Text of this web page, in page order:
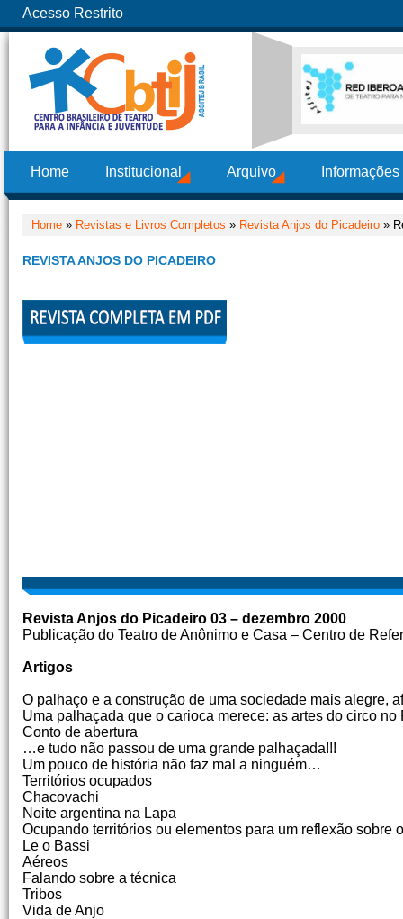
Acesso Restrito
Home Institucional Arquivo
Home » Revistas e Livros Completos » Revista Anjos do Picadeiro »
REVISTA ANJOS DO PICADEIRO
Revista Anjos do Picadeiro 03 – dezembro 2000
Publicação do Teatro de Anônimo e Casa – Centro de
Artigos
O palhaço e a construção de uma sociedade mais alegre,
Uma palhaçada que o carioca merece: as artes do circo no
Conto de abertura
…e tudo não passou de uma grande palhaçada!!!
Um pouco de história não faz mal a ninguém…
Territórios ocupados
Chacovachi
Noite argentina na Lapa
Ocupando territórios ou elementos para um reflexão sobre
Le o Bassi
Aéreos
Falando sobre a técnica
Tribos
Vida de Anjo